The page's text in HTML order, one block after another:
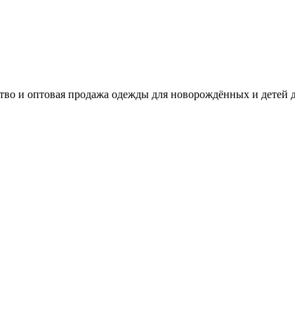
и оптовая продажа одежды для новорождённых и детей